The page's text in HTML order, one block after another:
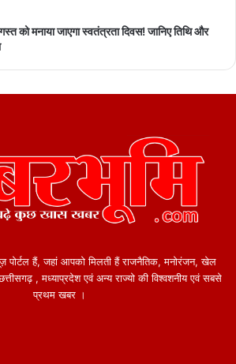
को मनाया जाएगा स्वतंत्रता दिवस! जानिए तिथि और
पोर्टल हैं, जहां आपको मिलती हैं राजनैतिक, मनोरंजन, खेल
, मध्याप्रदेश एवं अन्य राज्यो की विश्वशनीय एवं सबसे
प्रथम खबर ।